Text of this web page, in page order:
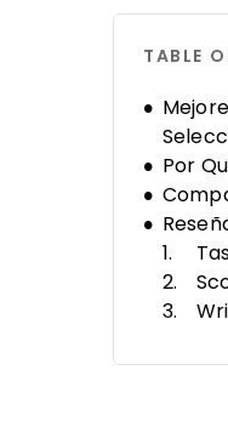
TABLE
Por